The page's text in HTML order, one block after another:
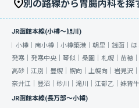
別の路線から胃腸内科を探
JR函館本線(小樽～旭川)
小樽｜ 南小樽｜ 小樽築港｜ 朝里｜ 銭函｜ ほ
発寒｜ 発寒中央｜ 琴似｜ 桑園｜ 札幌｜ 苗穂｜
高砂｜ 江別｜ 豊幌｜ 幌向｜ 上幌向｜ 岩見沢｜
奈井江｜ 豊沼｜ 砂川｜ 滝川｜ 江部乙｜ 妹背牛
JR函館本線(長万部～小樽)